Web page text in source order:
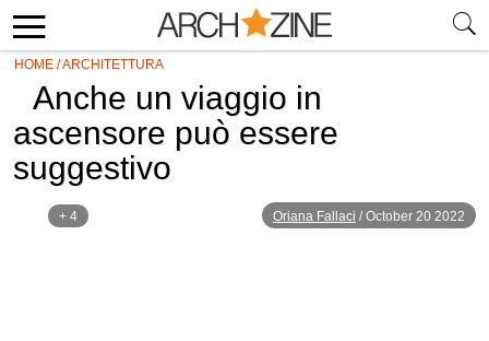
HOME /ARCHITETTURA
Anche un viaggio in
ascensore può essere
suggestivo
+ 4 Oriana Fallaci /October 20 2022